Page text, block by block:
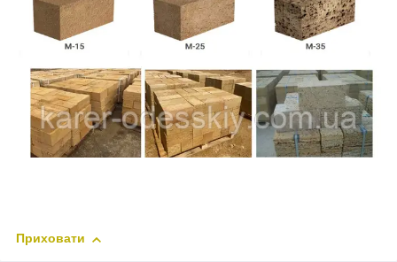
Приховати